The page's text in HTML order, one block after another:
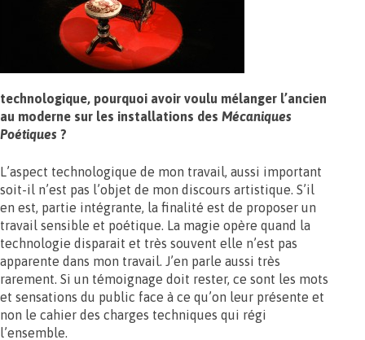
technologique, pourquoi avoir voulu mélanger l’ancien
au moderne sur les installations des Mécaniques
Poétiques ?
L’aspect technologique de mon travail, aussi important
soit-il n’est pas l’objet de mon discours artistique. S’il
en est, partie intégrante, la finalité est de proposer un
travail sensible et poétique. La magie opère quand la
technologie disparait et très souvent elle n’est pas
apparente dans mon travail. J’en parle aussi très
rarement. Si un témoignage doit rester, ce sont les mots
et sensations du public face à ce qu’on leur présente et
non le cahier des charges techniques qui régi
l’ensemble.